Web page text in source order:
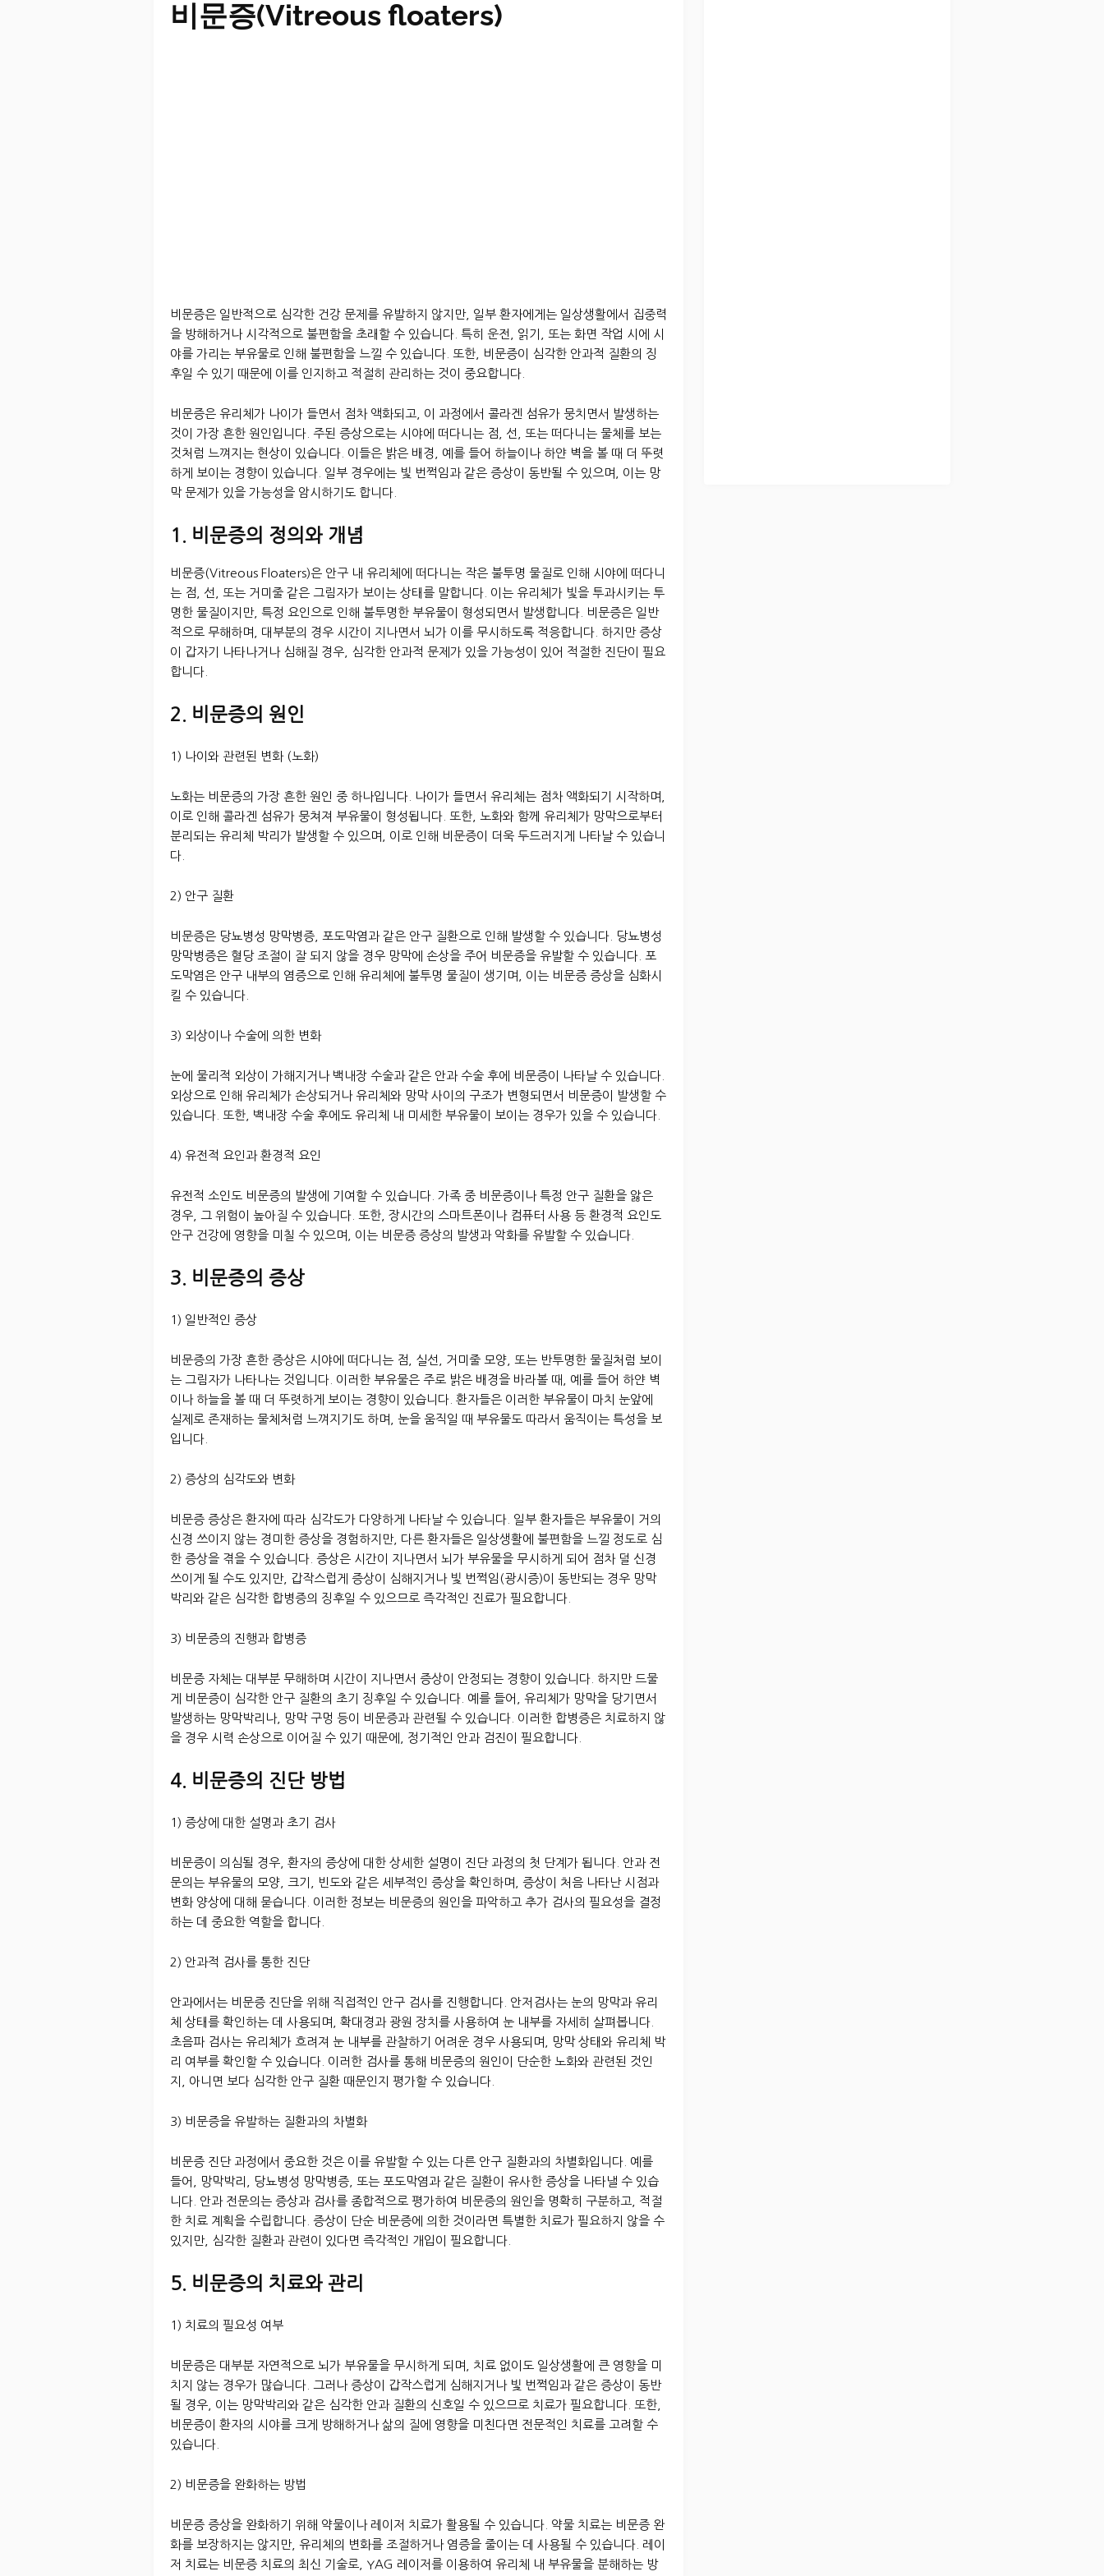
비문증(Vitreous floaters)
비문증은 일반적으로 심각한 건강 문제를 유발하지 않지만, 일부 환자에게는 일상생활에서 집중력
을 방해하거나 시각적으로 불편함을 초래할 수 있습니다. 특히 운전, 읽기, 또는 화면 작업 시에 시
야를 가리는 부유물로 인해 불편함을 느낄 수 있습니다. 또한, 비문증이 심각한 안과적 질환의 징
후일 수 있기 때문에 이를 인지하고 적절히 관리하는 것이 중요합니다.
비문증은 유리체가 나이가 들면서 점차 액화되고, 이 과정에서 콜라겐 섬유가 뭉치면서 발생하는
것이 가장 흔한 원인입니다. 주된 증상으로는 시야에 떠다니는 점, 선, 또는 떠다니는 물체를 보는
것처럼 느껴지는 현상이 있습니다. 이들은 밝은 배경, 예를 들어 하늘이나 하얀 벽을 볼 때 더 뚜렷
하게 보이는 경향이 있습니다. 일부 경우에는 빛 번쩍임과 같은 증상이 동반될 수 있으며, 이는 망
막 문제가 있을 가능성을 암시하기도 합니다.
1. 비문증의 정의와 개념
비문증(Vitreous Floaters)은 안구 내 유리체에 떠다니는 작은 불투명 물질로 인해 시야에 떠다니
는 점, 선, 또는 거미줄 같은 그림자가 보이는 상태를 말합니다. 이는 유리체가 빛을 투과시키는 투
명한 물질이지만, 특정 요인으로 인해 불투명한 부유물이 형성되면서 발생합니다. 비문증은 일반
적으로 무해하며, 대부분의 경우 시간이 지나면서 뇌가 이를 무시하도록 적응합니다. 하지만 증상
이 갑자기 나타나거나 심해질 경우, 심각한 안과적 문제가 있을 가능성이 있어 적절한 진단이 필요
합니다.
2. 비문증의 원인
1) 나이와 관련된 변화 (노화)
노화는 비문증의 가장 흔한 원인 중 하나입니다. 나이가 들면서 유리체는 점차 액화되기 시작하며,
이로 인해 콜라겐 섬유가 뭉쳐져 부유물이 형성됩니다. 또한, 노화와 함께 유리체가 망막으로부터
분리되는 유리체 박리가 발생할 수 있으며, 이로 인해 비문증이 더욱 두드러지게 나타날 수 있습니
다.
2) 안구 질환
비문증은 당뇨병성 망막병증, 포도막염과 같은 안구 질환으로 인해 발생할 수 있습니다. 당뇨병성
망막병증은 혈당 조절이 잘 되지 않을 경우 망막에 손상을 주어 비문증을 유발할 수 있습니다. 포
도막염은 안구 내부의 염증으로 인해 유리체에 불투명 물질이 생기며, 이는 비문증 증상을 심화시
킬 수 있습니다.
3) 외상이나 수술에 의한 변화
눈에 물리적 외상이 가해지거나 백내장 수술과 같은 안과 수술 후에 비문증이 나타날 수 있습니다.
외상으로 인해 유리체가 손상되거나 유리체와 망막 사이의 구조가 변형되면서 비문증이 발생할 수
있습니다. 또한, 백내장 수술 후에도 유리체 내 미세한 부유물이 보이는 경우가 있을 수 있습니다.
4) 유전적 요인과 환경적 요인
유전적 소인도 비문증의 발생에 기여할 수 있습니다. 가족 중 비문증이나 특정 안구 질환을 앓은
경우, 그 위험이 높아질 수 있습니다. 또한, 장시간의 스마트폰이나 컴퓨터 사용 등 환경적 요인도
안구 건강에 영향을 미칠 수 있으며, 이는 비문증 증상의 발생과 악화를 유발할 수 있습니다.
3. 비문증의 증상
1) 일반적인 증상
비문증의 가장 흔한 증상은 시야에 떠다니는 점, 실선, 거미줄 모양, 또는 반투명한 물질처럼 보이
는 그림자가 나타나는 것입니다. 이러한 부유물은 주로 밝은 배경을 바라볼 때, 예를 들어 하얀 벽
이나 하늘을 볼 때 더 뚜렷하게 보이는 경향이 있습니다. 환자들은 이러한 부유물이 마치 눈앞에
실제로 존재하는 물체처럼 느껴지기도 하며, 눈을 움직일 때 부유물도 따라서 움직이는 특성을 보
입니다.
2) 증상의 심각도와 변화
비문증 증상은 환자에 따라 심각도가 다양하게 나타날 수 있습니다. 일부 환자들은 부유물이 거의
신경 쓰이지 않는 경미한 증상을 경험하지만, 다른 환자들은 일상생활에 불편함을 느낄 정도로 심
한 증상을 겪을 수 있습니다. 증상은 시간이 지나면서 뇌가 부유물을 무시하게 되어 점차 덜 신경
쓰이게 될 수도 있지만, 갑작스럽게 증상이 심해지거나 빛 번쩍임(광시증)이 동반되는 경우 망막
박리와 같은 심각한 합병증의 징후일 수 있으므로 즉각적인 진료가 필요합니다.
3) 비문증의 진행과 합병증
비문증 자체는 대부분 무해하며 시간이 지나면서 증상이 안정되는 경향이 있습니다. 하지만 드물
게 비문증이 심각한 안구 질환의 초기 징후일 수 있습니다. 예를 들어, 유리체가 망막을 당기면서
발생하는 망막박리나, 망막 구멍 등이 비문증과 관련될 수 있습니다. 이러한 합병증은 치료하지 않
을 경우 시력 손상으로 이어질 수 있기 때문에, 정기적인 안과 검진이 필요합니다.
4. 비문증의 진단 방법
1) 증상에 대한 설명과 초기 검사
비문증이 의심될 경우, 환자의 증상에 대한 상세한 설명이 진단 과정의 첫 단계가 됩니다. 안과 전
문의는 부유물의 모양, 크기, 빈도와 같은 세부적인 증상을 확인하며, 증상이 처음 나타난 시점과
변화 양상에 대해 묻습니다. 이러한 정보는 비문증의 원인을 파악하고 추가 검사의 필요성을 결정
하는 데 중요한 역할을 합니다.
2) 안과적 검사를 통한 진단
안과에서는 비문증 진단을 위해 직접적인 안구 검사를 진행합니다. 안저검사는 눈의 망막과 유리
체 상태를 확인하는 데 사용되며, 확대경과 광원 장치를 사용하여 눈 내부를 자세히 살펴봅니다.
초음파 검사는 유리체가 흐려져 눈 내부를 관찰하기 어려운 경우 사용되며, 망막 상태와 유리체 박
리 여부를 확인할 수 있습니다. 이러한 검사를 통해 비문증의 원인이 단순한 노화와 관련된 것인
지, 아니면 보다 심각한 안구 질환 때문인지 평가할 수 있습니다.
3) 비문증을 유발하는 질환과의 차별화
비문증 진단 과정에서 중요한 것은 이를 유발할 수 있는 다른 안구 질환과의 차별화입니다. 예를
들어, 망막박리, 당뇨병성 망막병증, 또는 포도막염과 같은 질환이 유사한 증상을 나타낼 수 있습
니다. 안과 전문의는 증상과 검사를 종합적으로 평가하여 비문증의 원인을 명확히 구분하고, 적절
한 치료 계획을 수립합니다. 증상이 단순 비문증에 의한 것이라면 특별한 치료가 필요하지 않을 수
있지만, 심각한 질환과 관련이 있다면 즉각적인 개입이 필요합니다.
5. 비문증의 치료와 관리
1) 치료의 필요성 여부
비문증은 대부분 자연적으로 뇌가 부유물을 무시하게 되며, 치료 없이도 일상생활에 큰 영향을 미
치지 않는 경우가 많습니다. 그러나 증상이 갑작스럽게 심해지거나 빛 번쩍임과 같은 증상이 동반
될 경우, 이는 망막박리와 같은 심각한 안과 질환의 신호일 수 있으므로 치료가 필요합니다. 또한,
비문증이 환자의 시야를 크게 방해하거나 삶의 질에 영향을 미친다면 전문적인 치료를 고려할 수
있습니다.
2) 비문증을 완화하는 방법
비문증 증상을 완화하기 위해 약물이나 레이저 치료가 활용될 수 있습니다. 약물 치료는 비문증 완
화를 보장하지는 않지만, 유리체의 변화를 조절하거나 염증을 줄이는 데 사용될 수 있습니다. 레이
저 치료는 비문증 치료의 최신 기술로, YAG 레이저를 이용하여 유리체 내 부유물을 분해하는 방